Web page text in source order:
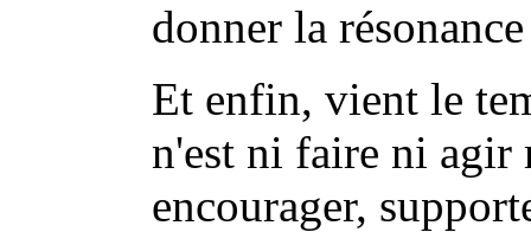
donner la
Et enfin, vient le
n'est ni faire ni agir
encourager,